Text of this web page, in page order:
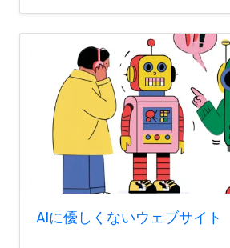
AIに優しくないウェブサイト